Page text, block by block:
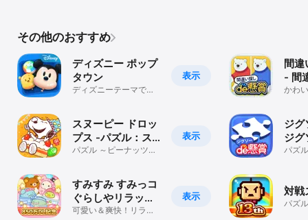
その他のおすすめ
表示
ディズニー ポップ
タウン
ディズニーテーマで楽
表示
スヌーピー ドロッ
プス -パズル：ス
ヌーピー パズル
パズル ～ピーナッツと
表示
すみすみ すみっコ
ぐらしやリラック
マが登場するパズ
可愛い＆爽快！リラッ
間違
- 間
トレ
かわ
ジ
ジグ
パズ
パズ
対戦
パズル